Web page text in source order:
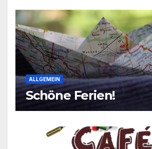
ALLGEMEIN
Schöne Ferien!